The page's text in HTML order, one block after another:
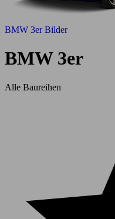
BMW 3er Bilder
BMW 3er
Alle Baureihen